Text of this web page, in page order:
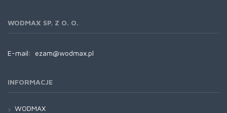
WODMAX SP. Z O. O.
E-mail: ezam@wodmax.pl
INFORMACJE
WODMAX